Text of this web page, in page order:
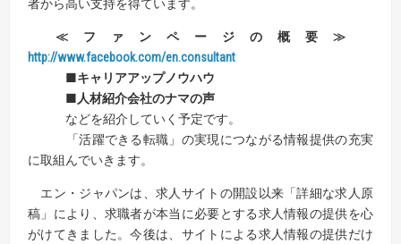
者から高い支持を得ています。
≪ファンページの概要≫
http://www.facebook.com/en.consultant
■キャリアアップノウハウ
■人材紹介会社のナマの声
などを紹介していく予定です。
「活躍できる転職」の実現につながる情報提供の充実
に取組んでいきます。
エン・ジャパンは、求人サイトの開設以来「詳細な求人原
稿」により、求職者が本当に必要とする求人情報の提供を心
がけてきました。今後は、サイトによる求人情報の提供だけ